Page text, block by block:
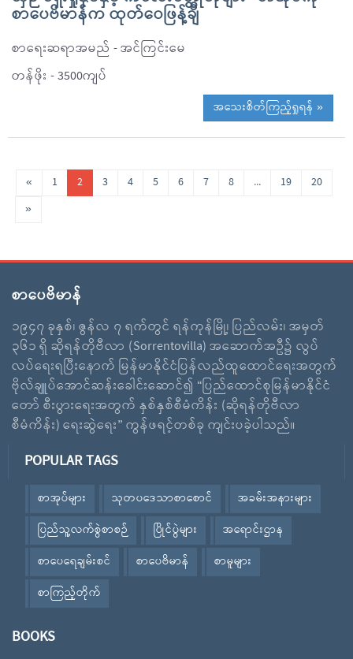
စာပေဗိမာန်က ထုတ်ဝေဖြန့်ချိ
စာရေးဆရာအမည် - အင်ကြင်းမေ
တန်ဖိုး - 3500ကျပ်
အသေးစိတ်ကြည့်ရှုရန် »
« 1 2 3 4 5 6 7 8 ... 19
20
»
စာပေဗိမာန်
၁၉၄၇ ခုနှစ်၊ ဇွန်လ ၇ ရက်တွင် ရန်ကုန်မြို့၊ ပြည်လမ်း၊ အမှတ်
၃၆၁ ရှိ ဆိုရန်တိုဗီလာ (Sorrentovilla) အဆောက်အဦ၌ လွပ်
လပ်ရေးရပြီးနောက် မြန်မာနိုင်ငံပြန်လည်ထူထောင်ရေးအတွက်
ဗိုလ်ချူပ်အောင်ဆန်းခေါင်းဆောင်၍ “ပြည်ထောင်စုမြန်မာနိုင်ငံ
တော် စီးပွားရေးအတွက် နှစ်နှစ်စီမံကိန်း (ဆိုရန်တိုဗီလာ
စီမံကိန်း) ရေးဆွဲရေး” ကွန်ဖရင့်တစ်ခု ကျင်းပခဲ့ပါသည်။
POPULAR TAGS
စာအုပ်များ သုတပဒေသာစာစောင်
အခမ်းအနားများ
ပြည်သူ့လက်စွဲစာစဉ်
ပြိုင်ပွဲများ
အရောင်းဌာန
စာပေရေချမ်းစင်
စာပေဗိမာန်
စာမူများ
စာကြည့်တိုက်
BOOKS